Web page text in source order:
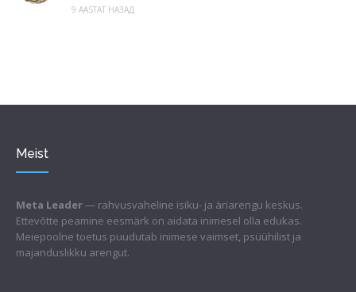
9 AASTAT НАЗАД
Meist
Meta Leader— rahvusvaheline isiku- ja äriarengu keskus.
Ettevõtte peamine eesmärk on aidata inimesel olla edukas.
Meiepoolne toetus puudutab inimese vaimset, psüühilist ja
majanduslikku arengut.